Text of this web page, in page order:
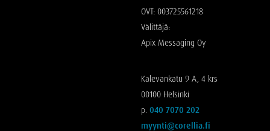
OVT: 003725561218
Välittäjä:
Apix Messaging Oy
Kalevankatu 9 A, 4 krs
00100 Helsinki
p. 040 7070 202
myynti@corellia.fi